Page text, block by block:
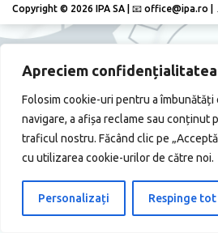
Apreciem confidențialitatea
Folosim cookie-uri pentru a îmbunătăți
navigare, a afișa reclame sau conținut
traficul nostru. Făcând clic pe
cu utilizarea cookie-urilor de către noi.
Personalizați Respinge tot
Copyright © 2026 IPA SA | 📧 office@ipa.ro |